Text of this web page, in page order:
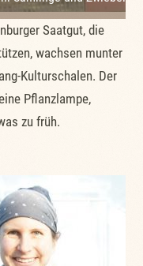
Saatgut, die
wachsen munter
Kulturschalen. Der
Pflanzlampe,
zu früh.